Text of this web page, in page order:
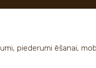
piederumi ēšanai,